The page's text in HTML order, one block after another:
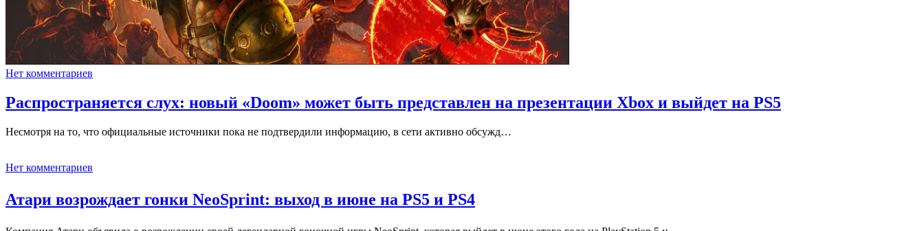
Нет комментариев
Распространяется слух: новый «Doom» может быть представлен на презентации Xbox и выйдет на PS5
Несмотря на то, что официальные источники пока не подтвердили информацию, в сети активно обсужд…
Нет комментариев
Атари возрождает гонки NeoSprint: выход в июне на PS5 и PS4